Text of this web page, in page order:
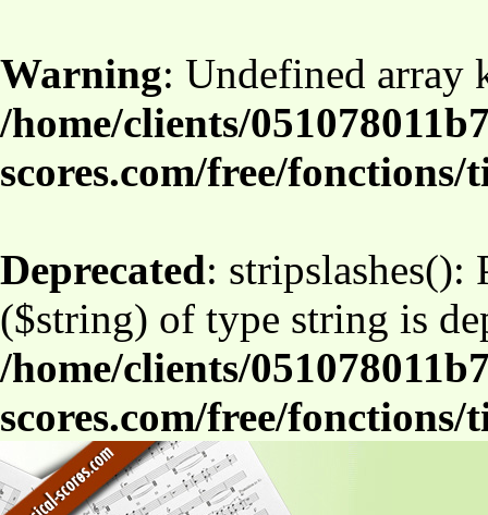
Warning: Undefined array
/home/clients/
scores.com/free/
Deprecated: stripslashes():
($string) of type string is
/home/clients/
scores.com/free/